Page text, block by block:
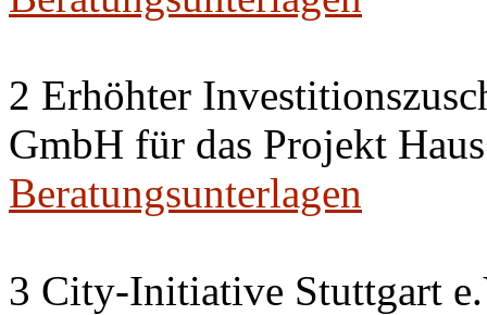
2 Erhöhter
GmbH für das Projekt
Beratungsunterlagen
3 City-Initiative Stuttgart